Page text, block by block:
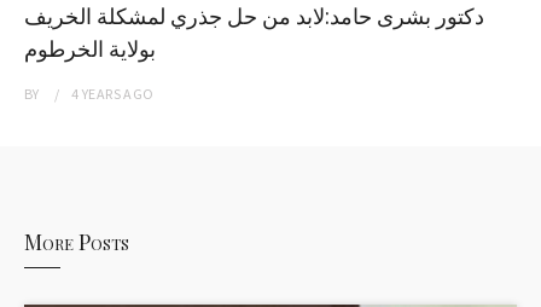
دكتور بشرى حامد:لابد من حل جذري لمشكلة الخريف
بولاية الخرطوم
BY 4 YEARSAGO
More Posts